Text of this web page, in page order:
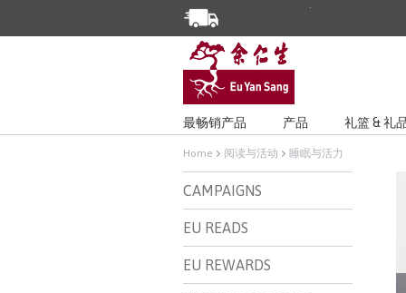
Enjoy Same Day Delivery for
Limited Time Special: Free
最畅销产品 产品 礼篮 & 礼
Home 阅读与活动 睡眠与活力
CAMPAIGNS
EU READS
EU REWARDS